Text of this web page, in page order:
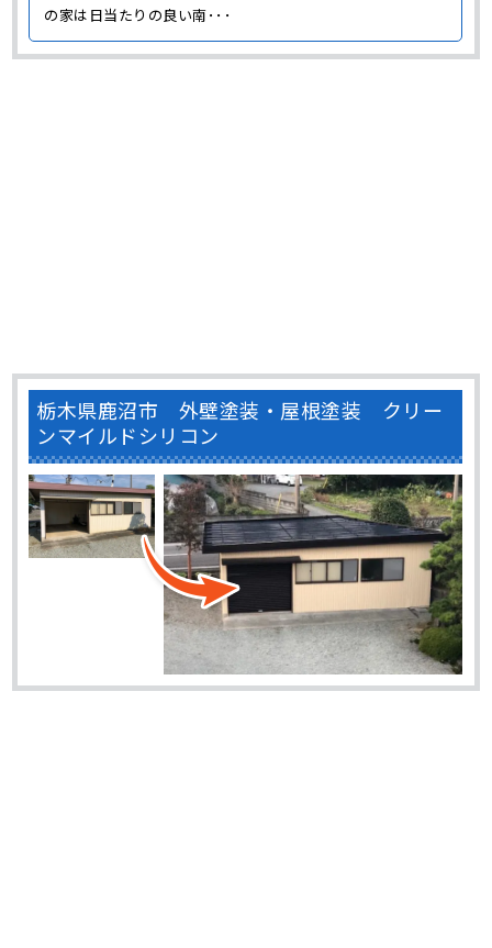
の家は日当たりの良い南･･･
栃木県鹿沼市 外壁塗装・屋根塗装 クリー
ンマイルドシリコン